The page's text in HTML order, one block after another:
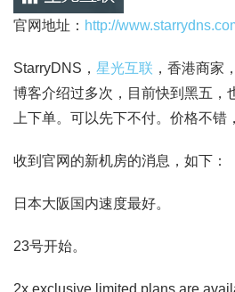
官网地址： http://
StarryDNS， 星光互联 ，香港商家
博客介绍过多次，目前快到黑五，
上下单。可以先下不付。价格不错
收到官网的新机房的消息，如下：
日本大阪国内速度最好。
23号开始。
2x exclusive limited plans are